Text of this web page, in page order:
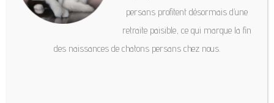
MAIN COON
persans profitent désormais d’une
retraite paisible, ce qui marque la fin
des naissances de chatons persans chez nous.